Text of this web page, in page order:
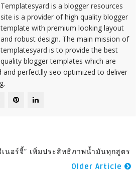
Templatesyard is a blogger resources
site is a provider of high quality blogger
template with premium looking layout
and robust design. The main mission of
templatesyard is to provide the best
quality blogger templates which are
and perfectlly seo optimized to deliver
นอร์จี้” เพิ่มประสิทธิภาพน้ำมันทุกสูตร
Older Article